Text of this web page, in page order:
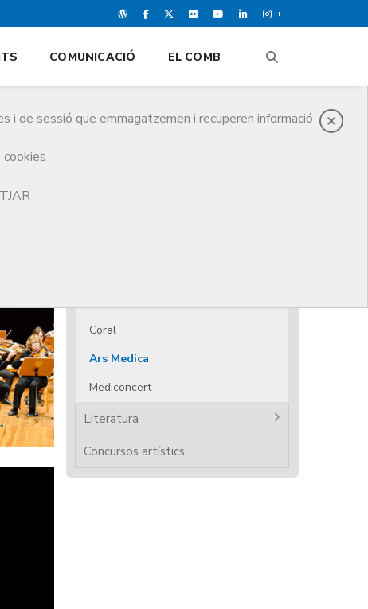
de sessió que emmagatzemen i recuperen informació
cookies
COMUNICACIÓ EL COMB
Coral
Ars Medica
Mediconcert
Literatura
Concursos artístics